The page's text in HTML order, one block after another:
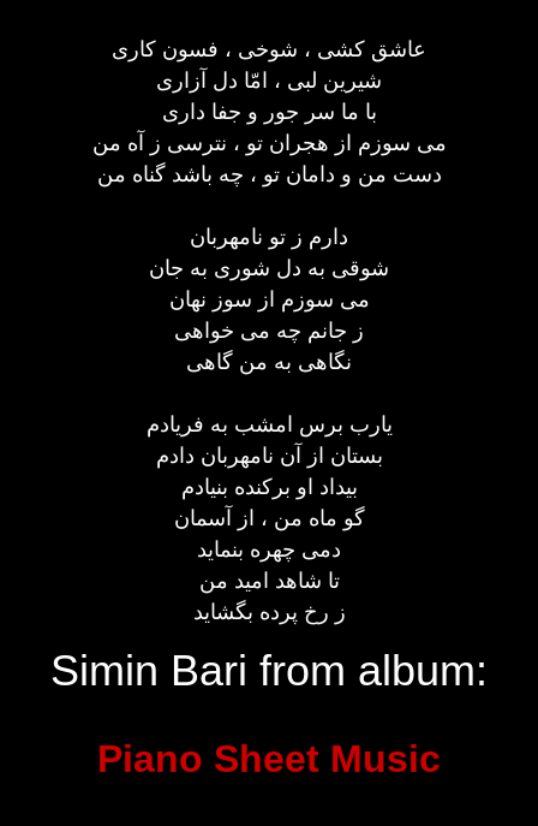
عاشق کشی ، شوخی ، فسون کاری
شیرین لبی ، امّا دل آزاری
با ما سر جور و جفا داری
می سوزم از هجران تو ، نترسی ز آه من
دست من و دامان تو ، چه باشد گناه من
دارم ز تو نامهربان
شوقی به دل شوری به جان
می سوزم از سوز نهان
ز جانم چه می خواهی
نگاهی به من گاهی
یارب برس امشب به فریادم
بستان از آن نامهربان دادم
بیداد او برکنده بنیادم
گو ماه من ، از آسمان
دمی چهره بنماید
تا شاهد امید من
ز رخ پرده بگشاید
Simin Bari from album:
Piano Sheet Music